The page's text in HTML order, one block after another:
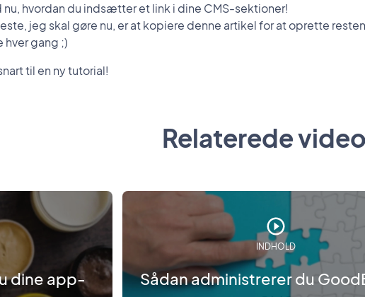
nu, hvordan du indsætter et link i dine CMS-sektioner!
jeg skal gøre nu, er at kopiere denne artikel for at oprette
hver gang ;)
til en ny tutorial!
Relaterede
dine app-
INDHOLD
Sådan administrerer du